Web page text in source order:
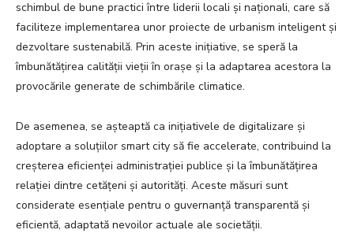
schimbul de bune practici între liderii locali și naționali, care să
faciliteze implementarea unor proiecte de urbanism inteligent și
dezvoltare sustenabilă. Prin aceste inițiative, se speră la
îmbunătățirea calității vieții în orașe și la adaptarea acestora la
provocările generate de schimbările climatice.
De asemenea, se așteaptă ca inițiativele de digitalizare și
adoptare a soluțiilor smart city să fie accelerate, contribuind la
creșterea eficienței administrației publice și la îmbunătățirea
relației dintre cetățeni și autorități. Aceste măsuri sunt
considerate esențiale pentru o guvernanță transparentă și
eficientă, adaptată nevoilor actuale ale societății.